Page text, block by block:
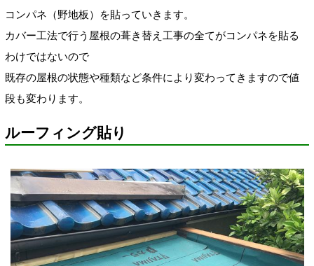
コンパネ（野地板）を貼っていきます。
カバー工法で行う屋根の葺き替え工事の全てがコンパネを貼る
わけではないので
既存の屋根の状態や種類など条件により変わってきますので値
段も変わります。
ルーフィング貼り